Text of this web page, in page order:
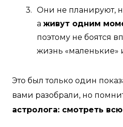
Они не планируют,
а живут одним
поэтому не боятся
жизнь «маленькие»
Это был только один
вами разобрали, но
астролога: смотреть